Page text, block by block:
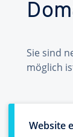
Sie sind
möglich
Website